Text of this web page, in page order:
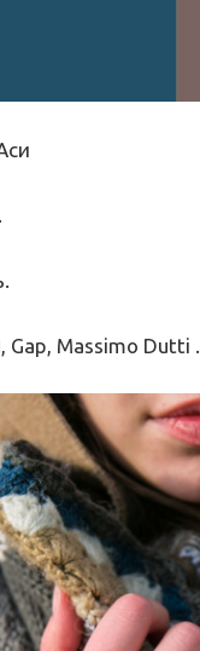
Gap, Massimo Dutti .